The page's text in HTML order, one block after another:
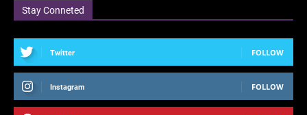
Stay Conneted
Twitter FOLLOW
Instagram FOLLOW